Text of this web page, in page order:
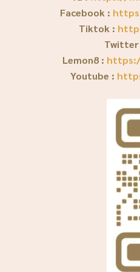
Facebook :
Tiktok :
Twitter
Lemon8 :
Youtube :